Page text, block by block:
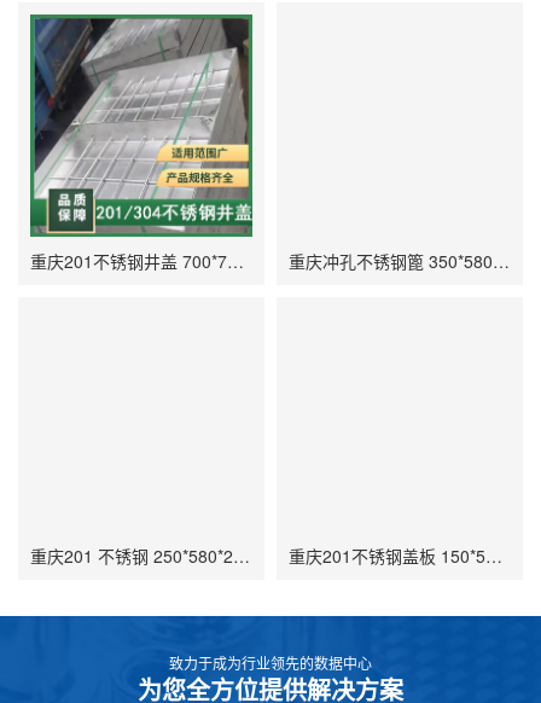
重庆201不锈钢井盖 700*700*90应用于电力供应用 重庆304盖板 耐腐蚀性 重庆冲孔不锈钢篦 350*580*25 201 型水篦 江北林园常用排水用 轻质优异
重庆201 不锈钢 250*580*25 餐厅厨房水篦 璧山车库排水用 与环境融合度高 重庆201不锈钢盖板 150*580*25 低温抗裂篦 两江新公园景观排水 耐酸碱
致力于成为行业领先的数据中心
为您全方位提供解决方案